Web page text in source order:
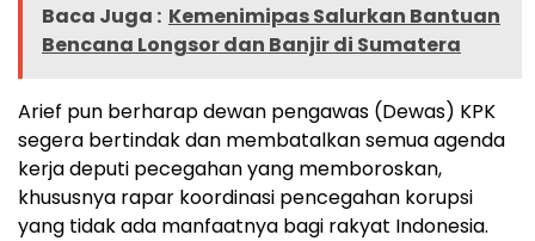
Baca Juga : Kemenimipas Salurkan Bantuan
Bencana Longsor dan Banjir di Sumatera
Arief pun berharap dewan pengawas (Dewas) KPK
segera bertindak dan membatalkan semua agenda
kerja deputi pecegahan yang memboroskan,
khususnya rapar koordinasi pencegahan korupsi
yang tidak ada manfaatnya bagi rakyat Indonesia.